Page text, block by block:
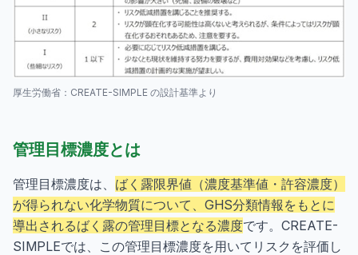
厚生労働省：CREATE-SIMPLE の設計基準より
管理目標濃度とは
管理目標濃度は、 ばく露限界値（濃度基準値・許容濃度）
が得られない化学物質について、GHS分類情報をもとに
導出されるばく露の管理目標となる濃度です。CREATE-
SIMPLEでは、この管理目標濃度を用いてリスクを評価し